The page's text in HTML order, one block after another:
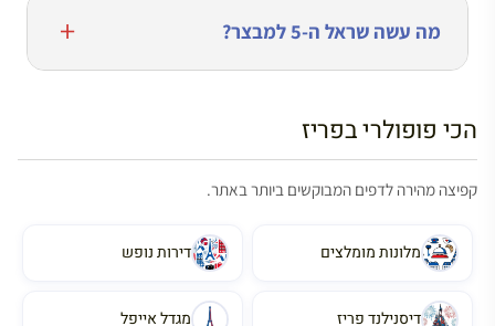
מה עשה שראל ה-5 למבצר?
הכי פופולרי בפריז
קפיצה מהירה לדפים המבוקשים ביותר באתר.
מלונות מומלצים דירות נופש
דיסנילנד פריז מגדל אייפל